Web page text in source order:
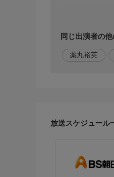
懐かしい夏の記
<番組ホームペー
BS朝日、厨子
同じ出演者の
薬丸裕英
放送スケジュール